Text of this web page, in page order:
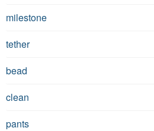
milestone
tether
bead
clean
pants